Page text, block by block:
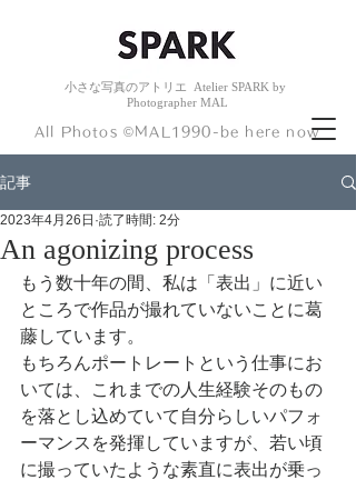
​All Photos ©︎MAL1990-be here now
小さな写真のアトリエ Atelier SPARK by
Photographer MAL
記事
An agonizing process
2023年4月26日 読了時間: 2分
もう数十年の間、私は「表出」に近い
ところで作品が撮れていないことに葛
藤しています。
もちろんポートレートという仕事にお
いては、これまでの人生経験そのもの
を落とし込めていて自分らしいパフォ
ーマンスを発揮していますが、若い頃
に撮っていたような素直に表出が乗っ